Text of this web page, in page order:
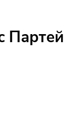
Партей